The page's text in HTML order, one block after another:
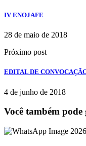
IV ENOJAFE
28 de maio de 2018
Próximo post
EDITAL DE
4 de junho de 2018
Você também pode